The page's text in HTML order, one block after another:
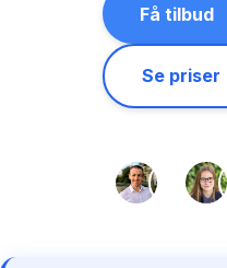
Få tilbud
Se priser